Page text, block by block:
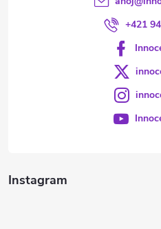
Instagram
+421